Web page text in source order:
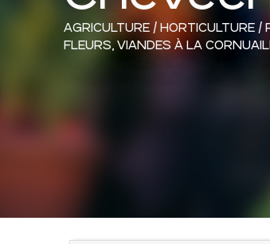
AGRICULTURE / HORTICULTURE /
FLEURS, VIANDES À LA